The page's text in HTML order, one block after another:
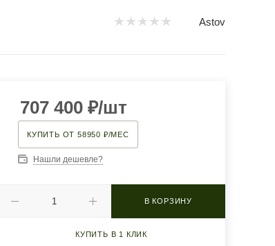
Astov
707 400 ₽/шт
КУПИТЬ ОТ 58950 ₽/МЕС
Нашли дешевле?
В КОРЗИНУ
КУПИТЬ В 1 КЛИК